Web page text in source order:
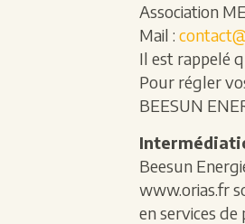
Association
Mail :
Il est rappelé
Pour régler
BEESUN
Beesun
www.orias.fr
en services de